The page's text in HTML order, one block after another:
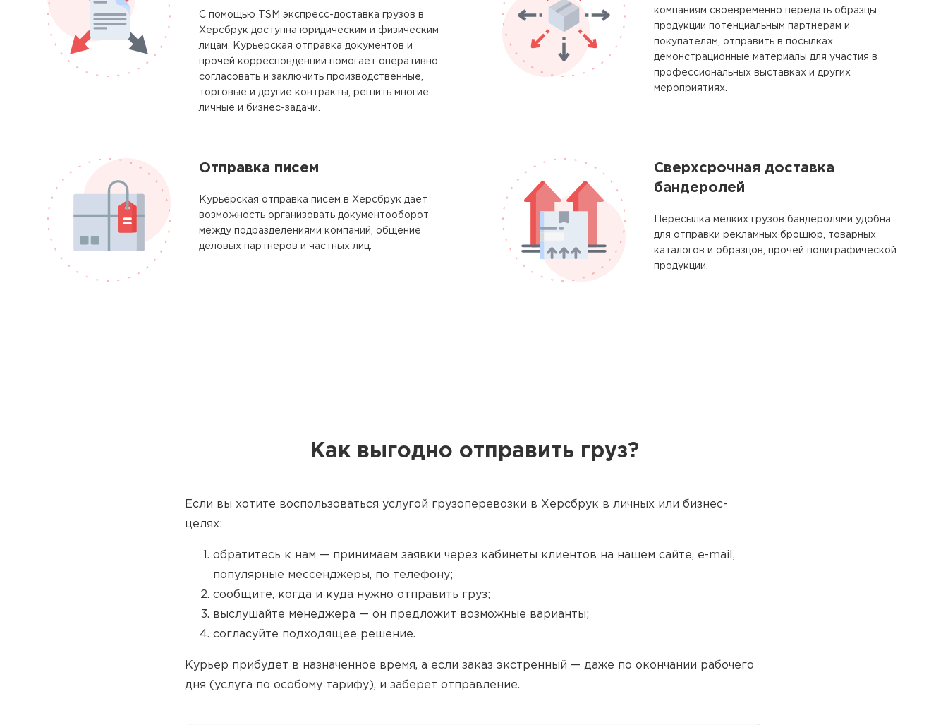
С помощью TSM экспресс-доставка грузов в
Херсбрук доступна юридическим и физическим
лицам. Курьерская отправка документов и
прочей корреспонденции помогает оперативно
согласовать и заключить производственные,
торговые и другие контракты, решить многие
личные и бизнес-задачи.
компаниям своевременно передать образцы
продукции потенциальным партнерам и
покупателям, отправить в посылках
демонстрационные материалы для участия в
профессиональных выставках и других
мероприятиях.
Отправка писем
Курьерская отправка писем в Херсбрук дает
возможность организовать документооборот
между подразделениями компаний, общение
деловых партнеров и частных лиц.
Сверхсрочная доставка
бандеролей
Пересылка мелких грузов бандеролями удобна
для отправки рекламных брошюр, товарных
каталогов и образцов, прочей полиграфической
продукции.
Как выгодно отправить груз?
Если вы хотите воспользоваться услугой грузоперевозки в Херсбрук в личных или бизнес-
целях:
обратитесь к нам — принимаем заявки через кабинеты клиентов на нашем сайте, e-mail,
популярные мессенджеры, по телефону;
сообщите, когда и куда нужно отправить груз;
выслушайте менеджера — он предложит возможные варианты;
согласуйте подходящее решение.
Курьер прибудет в назначенное время, а если заказ экстренный — даже по окончании рабочего
дня (услуга по особому тарифу), и заберет отправление.